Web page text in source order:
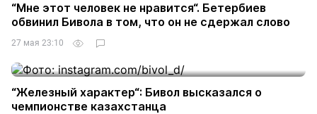
“Мне этот человек не нравится“. Бетербиев
обвинил Бивола в том, что он не сдержал слово
27 мая 23:10
“Железный характер“: Бивол высказался о
чемпионстве казахстанца